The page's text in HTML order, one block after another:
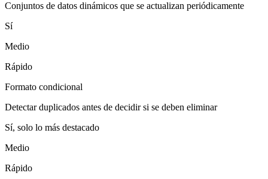
Conjuntos de datos dinámicos que se actualizan periódicamente
Sí
Medio
Rápido
Formato condicional
Detectar duplicados antes de decidir si se deben eliminar
Sí, solo lo más destacado
Medio
Rápido